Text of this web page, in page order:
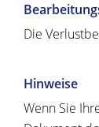
Die
Hinweise
Wenn Sie